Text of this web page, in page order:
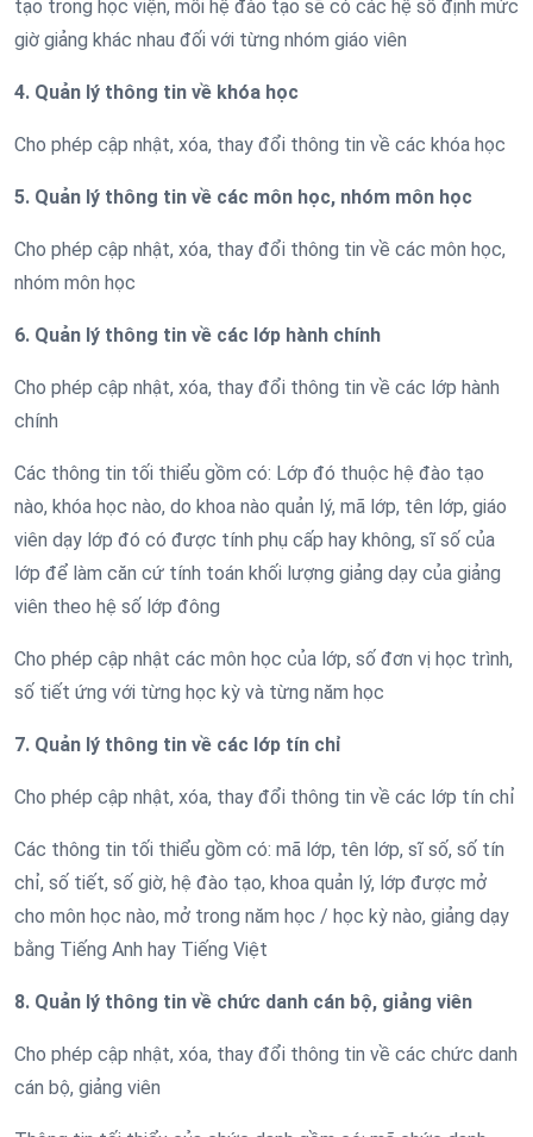
tạo trong học viện, mỗi hệ đào tạo sẽ có các hệ số định mức
giờ giảng khác nhau đối với từng nhóm giáo viên
4. Quản lý thông tin về khóa học
Cho phép cập nhật, xóa, thay đổi thông tin về các khóa học
5. Quản lý thông tin về các môn học, nhóm môn học
Cho phép cập nhật, xóa, thay đổi thông tin về các môn học,
nhóm môn học
6. Quản lý thông tin về các lớp hành chính
Cho phép cập nhật, xóa, thay đổi thông tin về các lớp hành
chính
Các thông tin tối thiểu gồm có: Lớp đó thuộc hệ đào tạo
nào, khóa học nào, do khoa nào quản lý, mã lớp, tên lớp, giáo
viên dạy lớp đó có được tính phụ cấp hay không, sĩ số của
lớp để làm căn cứ tính toán khối lượng giảng dạy của giảng
viên theo hệ số lớp đông
Cho phép cập nhật các môn học của lớp, số đơn vị học trình,
số tiết ứng với từng học kỳ và từng năm học
7. Quản lý thông tin về các lớp tín chỉ
Cho phép cập nhật, xóa, thay đổi thông tin về các lớp tín chỉ
Các thông tin tối thiểu gồm có: mã lớp, tên lớp, sĩ số, số tín
chỉ, số tiết, số giờ, hệ đào tạo, khoa quản lý, lớp được mở
cho môn học nào, mở trong năm học / học kỳ nào, giảng dạy
bằng Tiếng Anh hay Tiếng Việt
8. Quản lý thông tin về chức danh cán bộ, giảng viên
Cho phép cập nhật, xóa, thay đổi thông tin về các chức danh
cán bộ, giảng viên